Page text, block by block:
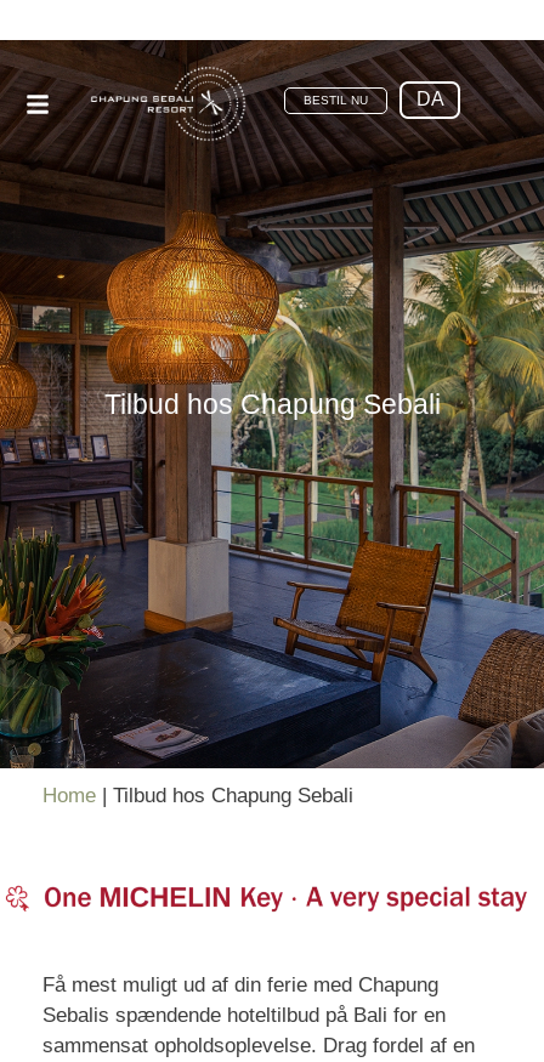
BESTIL NU DA
Tilbud hos Chapung Sebali
Home | Tilbud hos Chapung Sebali
Få mest muligt ud af din ferie med Chapung
Sebalis spændende hoteltilbud på Bali for en
sammensat opholdsoplevelse. Drag fordel af en